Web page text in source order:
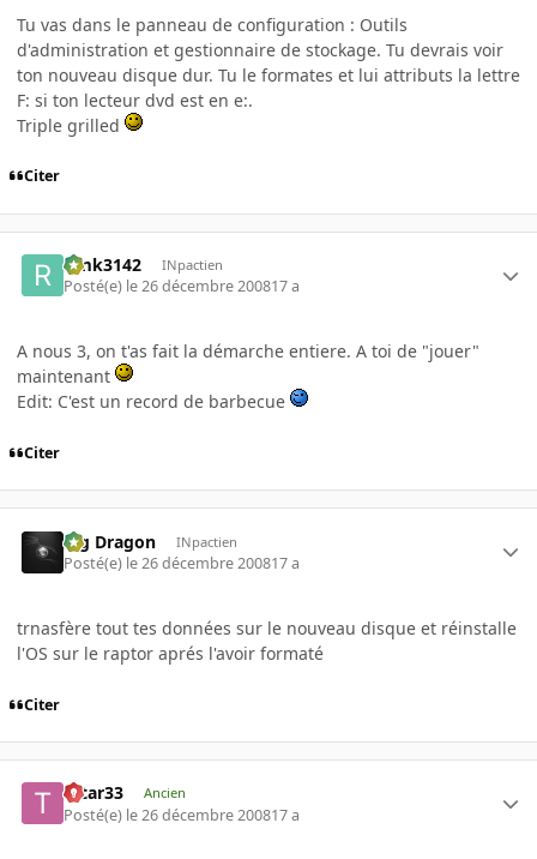
Tu vas dans le panneau de configuration : Outils
d'administration et gestionnaire de stockage. Tu devrais voir
ton nouveau disque dur. Tu le formates et lui attributs la lettre
F: si ton lecteur dvd est en e:.
Triple grilled
Citer
rimk3142 INpactien
Posté(e) le 26 décembre 200817 a
A nous 3, on t'as fait la démarche entiere. A toi de "jouer"
maintenant
Edit: C'est un record de barbecue
Citer
Big Dragon INpactien
Posté(e) le 26 décembre 200817 a
trnasfère tout tes données sur le nouveau disque et réinstalle
l'OS sur le raptor aprés l'avoir formaté
Citer
tatar33 Ancien
Posté(e) le 26 décembre 200817 a